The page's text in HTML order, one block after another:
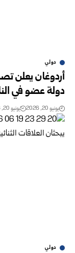
دولي
أردوغان يعلن
دولة عضو في
يونيو 20, 2026 يونيو 20, 2026
دولي